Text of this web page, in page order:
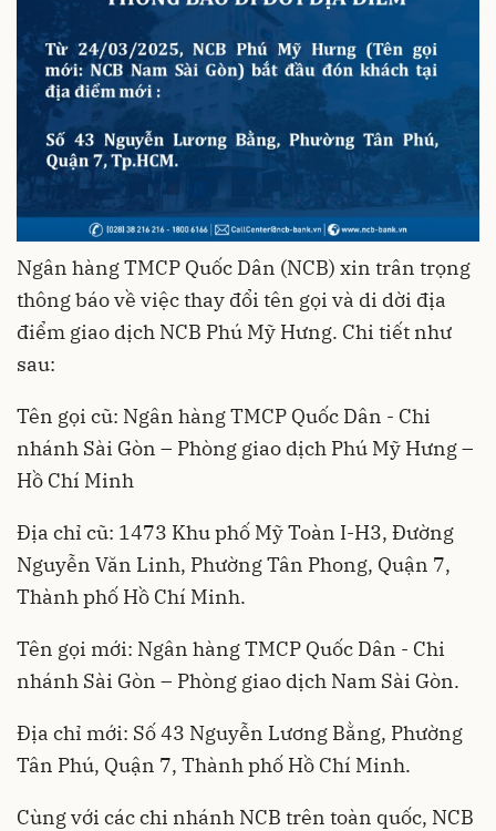
Ngân hàng TMCP Quốc Dân (NCB) xin trân trọng
thông báo về việc thay đổi tên gọi và di dời địa
điểm giao dịch NCB Phú Mỹ Hưng. Chi tiết như
sau:
Tên gọi cũ: Ngân hàng TMCP Quốc Dân - Chi
nhánh Sài Gòn – Phòng giao dịch Phú Mỹ Hưng –
Hồ Chí Minh
Địa chỉ cũ: 1473 Khu phố Mỹ Toàn I-H3, Đường
Nguyễn Văn Linh, Phường Tân Phong, Quận 7,
Thành phố Hồ Chí Minh.
Tên gọi mới: Ngân hàng TMCP Quốc Dân - Chi
nhánh Sài Gòn – Phòng giao dịch Nam Sài Gòn.
Địa chỉ mới: Số 43 Nguyễn Lương Bằng, Phường
Tân Phú, Quận 7, Thành phố Hồ Chí Minh.
Cùng với các chi nhánh NCB trên toàn quốc, NCB